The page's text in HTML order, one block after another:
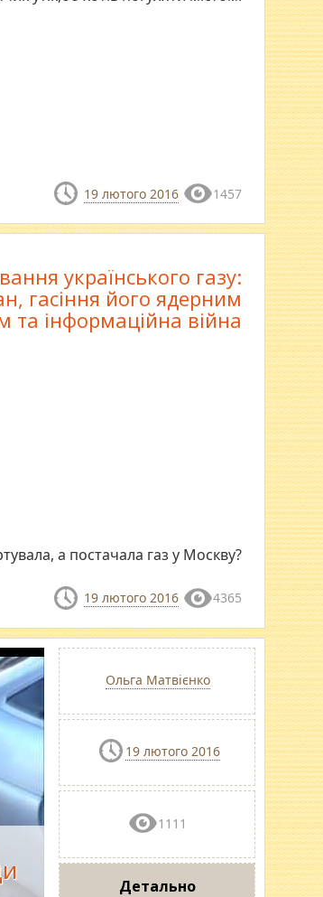
19 лютого 2016 1457
українського газу:
гасіння його ядерним
та інформаційна війна
а постачала газ у Москву?
19 лютого 2016 4365
Ольга Матвієнко
19 лютого 2016
1111
Детально